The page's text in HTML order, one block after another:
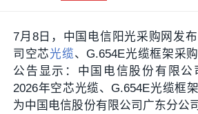
7月8日，中国电信阳光采购网发
司空芯光缆、G.654E光缆框架采
公告显示：中国电信股份有限公
2026年空芯光缆、G.654E光缆框
为中国电信股份有限公司广东分公